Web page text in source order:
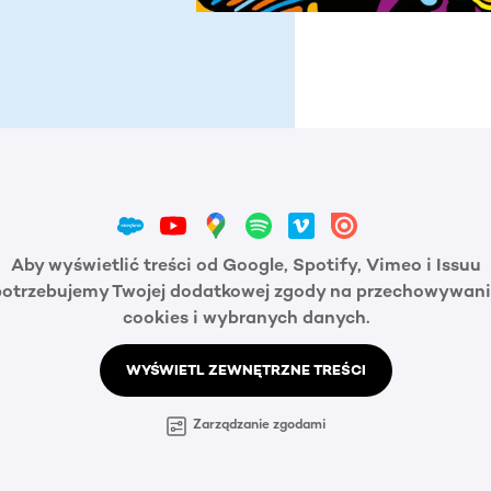
Aby wyświetlić treści od Google, Spotify, Vimeo i Issuu
Twojej dodatkowej zgody na
cookies i wybranych danych.
WYŚWIETL ZEWNĘTRZNE TREŚCI
Zarządzanie zgodami